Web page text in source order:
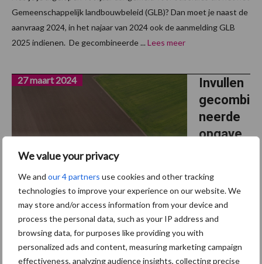
We value your privacy
We and our 4 partners use cookies and other tracking
technologies to improve your experience on our website. We
may store and/or access information from your device and
process the personal data, such as your IP address and
browsing data, for purposes like providing you with
personalized ads and content, measuring marketing campaign
effectiveness, analyzing audience insights, collecting precise
Gemeenschappelijk landbouwbeleid (GLB)? Dan moet je naast de
aanvraag 2024, in het najaar van 2024 ook de aanmelding GLB
2025 indienen. De gecombineerde ... Lees meer
Invullen
gecombi
neerde
opgave,
weer
een hele
klus
27 maart 2024
Vorig jaar hebben we gezien dat de uitdagingen rondom de
Gecombineerde Opgave aanzienlijk zijn toegenomen. De